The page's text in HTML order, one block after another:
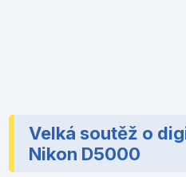
Velká soutěž o
Nikon D5000